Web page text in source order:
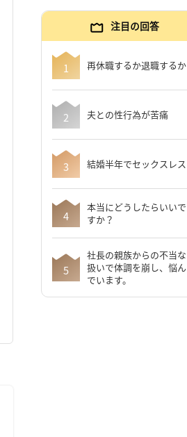
注目の回答
再休職するか退職するか
夫との性行為が苦痛
結婚半年でセックスレス
本当にどうしたらいいで
すか？
社長の親族からの不当な
扱いで体調を崩し、悩ん
でいます。